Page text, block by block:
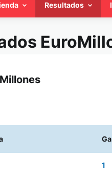
Resultados
1